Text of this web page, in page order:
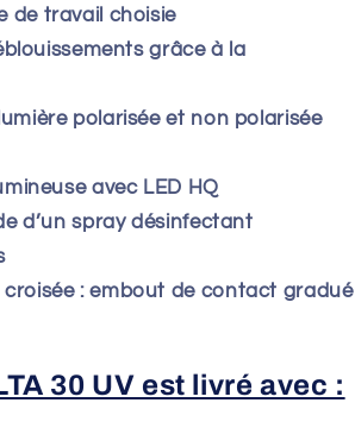
de travail choisie
grâce à la
polarisée et non polarisée
avec LED HQ
d’un spray désinfectant
: embout de contact gradué
30 UV est livré avec :